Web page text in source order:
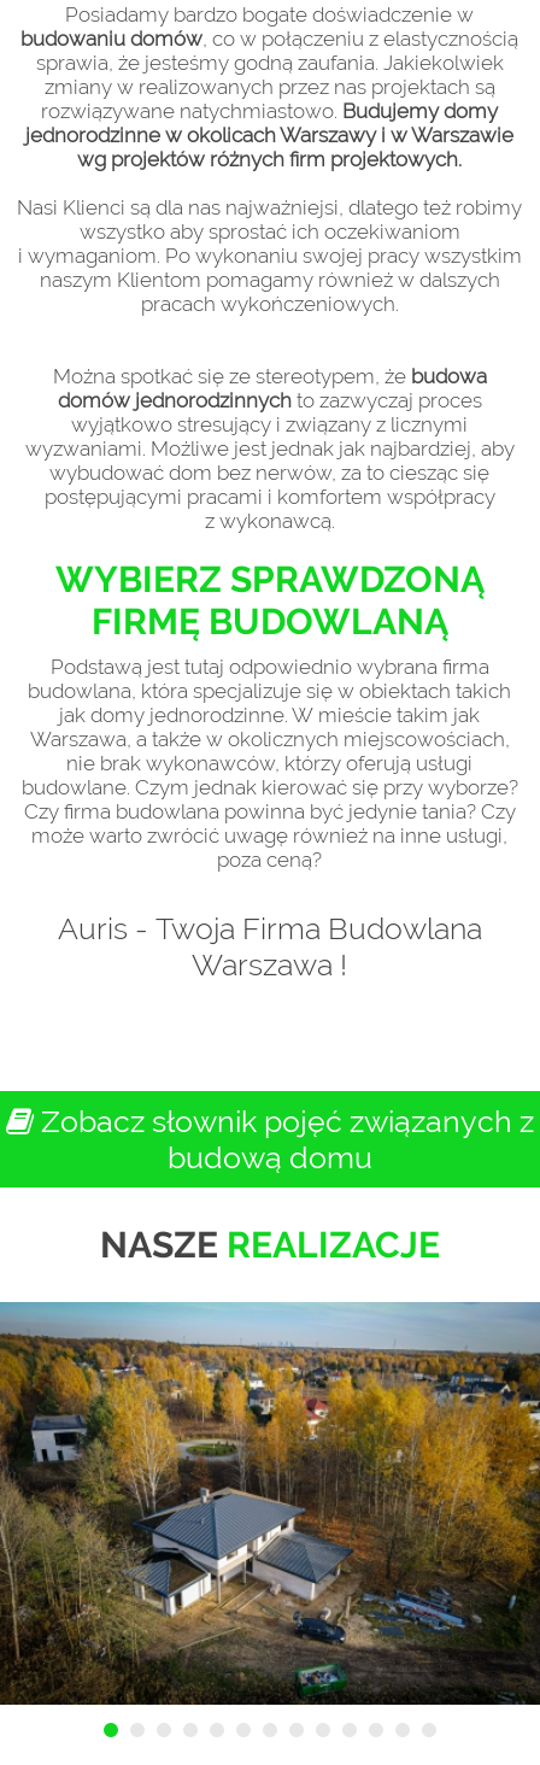
Posiadamy bardzo bogate doświadczenie w
budowaniu domów , co w połączeniu z elastycznością
sprawia, że jesteśmy godną zaufania. Jakiekolwiek
zmiany w realizowanych przez nas projektach są
rozwiązywane natychmiastowo. Budujemy domy
jednorodzinne w okolicach Warszawy i w Warszawie
wg projektów różnych firm projektowych.
Nasi Klienci są dla nas najważniejsi, dlatego też robimy
wszystko aby sprostać ich oczekiwaniom
i wymaganiom. Po wykonaniu swojej pracy wszystkim
naszym Klientom pomagamy również w dalszych
pracach wykończeniowych.
Można spotkać się ze stereotypem, że budowa
domów jednorodzinnychto zazwyczaj proces
wyjątkowo stresujący i związany z licznymi
wyzwaniami. Możliwe jest jednak jak najbardziej, aby
wybudować dom bez nerwów, za to ciesząc się
postępującymi pracami i komfortem współpracy
z wykonawcą.
WYBIERZ SPRAWDZONĄ
FIRMĘ BUDOWLANĄ
Podstawą jest tutaj odpowiednio wybrana firma
budowlana, która specjalizuje się w obiektach takich
jak domy jednorodzinne. W mieście takim jak
Warszawa, a także w okolicznych miejscowościach,
nie brak wykonawców, którzy oferują usługi
budowlane. Czym jednak kierować się przy wyborze?
Czy firma budowlana powinna być jedynie tania? Czy
może warto zwrócić uwagę również na inne usługi,
poza ceną?
Auris - Twoja Firma Budowlana
Warszawa !
Zobacz słownik pojęć związanych z
budową domu
NASZE REALIZACJE